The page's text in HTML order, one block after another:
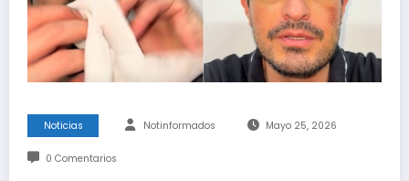
Noticias Notinformados Mayo 25, 2026
0 Comentarios